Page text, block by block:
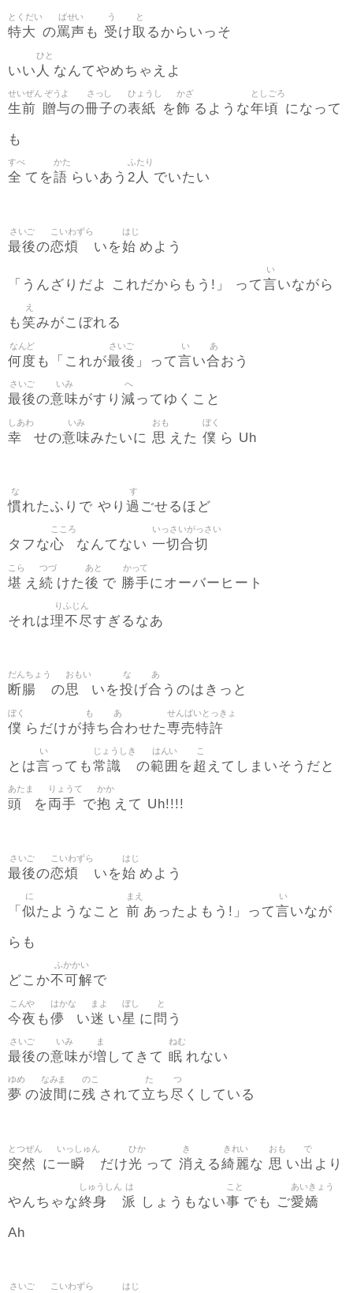
特大
とくだい
の罵声
ばせい
も 受
う
け取
と
るからいっそ
いい 人
ひと
なんてやめちゃえよ
生前
せいぜん
贈与
ぞうよ
の冊子
さっし
の表紙
ひょうし
を飾
かざ
るような年頃
としごろ
になって
も
全
すべ
てを語
かた
らいあう 2人
ふたり
でいたい
最後
さいご
の恋煩
こいわずら
いを始
はじ
めよう
「うんざりだよ これだからもう!」 って言
い
いながら
も笑
え
みがこぼれる
何度
なんど
も「これが最後
さいご
」って言
い
い合
あ
おう
最後
さいご
の意味
いみ
がすり 減
へ
ってゆくこと
幸
しあわ
せの意味
いみ
みたいに 思
おも
えた 僕
ぼく
ら Uh
慣
な
れたふりで やり 過
す
ごせるほど
タフな心
こころ
なんてない 一切合切
いっさいがっさい
堪
こら
え 続
つづ
けた後
あと
で 勝手
かって
にオーバーヒート
それは理不尽
りふじん
すぎるなあ
断腸
だんちょう
の思
おもい
いを投
な
げ合
あ
うのはきっと
僕
ぼく
らだけが持
も
ち合
あ
わせた専売特許
せんばいとっきょ
とは言
い
っても常識
じょうしき
の範囲
はんい
を超
こ
えてしまいそうだと
頭
あたま
を両手
りょうて
で抱
かか
えて Uh!!!!
最後
さいご
の恋煩
こいわずら
いを始
はじ
めよう
「 似
に
たようなこと 前
まえ
あったよもう!」って言
い
いなが
らも
どこか不可解
ふかかい
で
今夜
こんや
も儚
はかな
い迷
まよ
い星
ぼし
に 問
と
う
最後
さいご
の意味
いみ
が増
ま
してきて 眠
ねむ
れない
夢
ゆめ
の波間
なみま
に残
のこ
されて 立
た
ち 尽
つ
くしている
突然
とつぜん
に一瞬
いっしゅん
だけ光
ひか
って 消
き
える綺麗
きれい
な 思
おも
い出
で
より
やんちゃな終身
しゅうしん
派
は
しょうもない事
こと
でも ご愛嬌
あいきょう
Ah
さいご こいわずら はじ